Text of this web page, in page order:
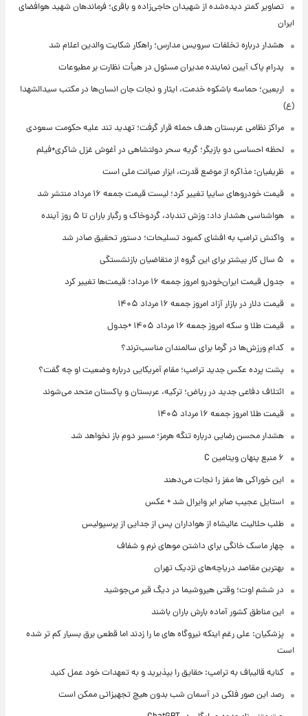
تصاویر کمتر دیده‌شده از شهیدان حاجی‌زاده و باقری؛ فرماندهان شهید هوافضای
ایران
هشدار درباره تخلفات سرویس مدارس؛ راهکار شکایت والدین اعلام شد
پدرام پاک آیین نماینده مدیران مسئول در هیأت نظارت بر مطبوعات
اربعین؛ حماسه باشکوه خدمت، ایثار و نجات جان انسان‌ها در مکتب سیدالشهدا
(ع)
مراکز نظامی عربستان هدف حمله قرار گرفت؛ تهدید تند علیه حکومت سعودی
لحظه احساسی دو بازیگر؛ گریه سحر دولتشاهی در آغوش غزل شاکری+فیلم
ظریفیان: مذاکره از موضع قدرت، ابزار صیانت ملی است
قیمت خودروهای سایپا تغییر کرد؛ لیست قیمت جمعه ۱۶ مرداد منتشر شد
هواشناسی هشدار داد: وزش تندباد، گردوخاک و رگبار باران تا ۵ روز آینده
واکنش ترامپ به افشای کمبود تسلیحات؛ دستور تحقیق صادر شد
۵ سال کار بیشتر برای این گروه از متقاضیان بازنشستگی
جدول قیمت ایران‌خودرو امروز جمعه ۱۶ مرداد؛ قیمت‌ها تغییر کرد
قیمت دلار در بازار آزاد امروز جمعه ۱۶ مرداد ۱۴۰۵
قیمت طلا و سکه امروز جمعه ۱۶ مرداد ۱۴۰۵ +جدول
کدام ورزش‌ها در گرما برای سالمندان مناسب‌ترند؟
پشت پرده عکس جدید ترامپ؛ مقام آمریکایی درباره وضعیت او چه گفت؟
ائتلاف دفاعی جدید در ریاض؛ ترکیه، عربستان و پاکستان متحد می‌شوند
قیمت طلا امروز جمعه ۱۶ مرداد ۱۴۰۵
هشدار محسن رضایی درباره تنگه هرمز؛ مسیر دوم باز نخواهد شد
۶ منبع پنهان ویتامین C
این خوراکی ها مغز را نجات می‌دهند
استایل عجیب صابر ابر وایرال شد + عکس
طلب حلالیت عالیشاه از هواداران پس از جدایی از پرسپولیس
چهار ماسک خانگی برای داشتن موهای نرم و شفاف
بهترین مقاصد دریاچه‌های نزدیک تهران
در ششم اوت؛ وقتی هیروشیما در دیگ قیر می‌جوشید
این مناطق کشور آماده بارش باران باشند
پزشکیان: علی رغم اینکه نیروگاه های ما را زدند اما قطعی برق بسیار کم تر شده
است
کنایه قالیباف به ترامپ: حقایق را بپذیرید و به تعهدات خود عمل کنید
رصد این صور فلکی در آسمان شب بدون هیچ تجهیزاتی ممکن است